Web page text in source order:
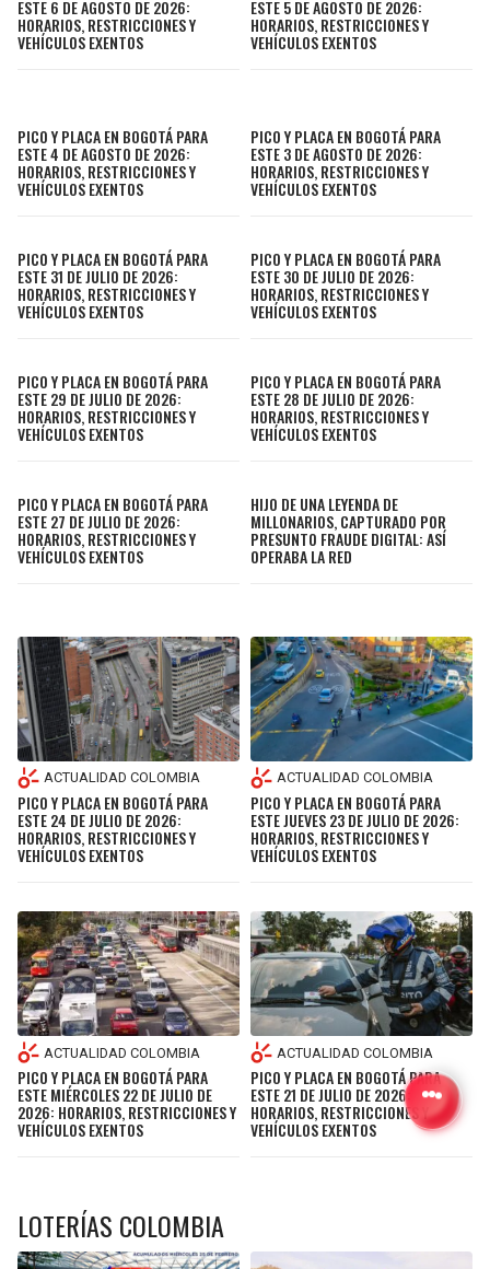
ESTE 6 DE AGOSTO DE 2026:
HORARIOS, RESTRICCIONES Y
VEHÍCULOS EXENTOS
ESTE 5 DE AGOSTO DE 2026:
HORARIOS, RESTRICCIONES Y
VEHÍCULOS EXENTOS
PICO Y PLACA EN BOGOTÁ PARA
ESTE 4 DE AGOSTO DE 2026:
HORARIOS, RESTRICCIONES Y
VEHÍCULOS EXENTOS
PICO Y PLACA EN BOGOTÁ PARA
ESTE 3 DE AGOSTO DE 2026:
HORARIOS, RESTRICCIONES Y
VEHÍCULOS EXENTOS
PICO Y PLACA EN BOGOTÁ PARA
ESTE 31 DE JULIO DE 2026:
HORARIOS, RESTRICCIONES Y
VEHÍCULOS EXENTOS
PICO Y PLACA EN BOGOTÁ PARA
ESTE 30 DE JULIO DE 2026:
HORARIOS, RESTRICCIONES Y
VEHÍCULOS EXENTOS
PICO Y PLACA EN BOGOTÁ PARA
ESTE 29 DE JULIO DE 2026:
HORARIOS, RESTRICCIONES Y
VEHÍCULOS EXENTOS
PICO Y PLACA EN BOGOTÁ PARA
ESTE 28 DE JULIO DE 2026:
HORARIOS, RESTRICCIONES Y
VEHÍCULOS EXENTOS
PICO Y PLACA EN BOGOTÁ PARA
ESTE 27 DE JULIO DE 2026:
HORARIOS, RESTRICCIONES Y
VEHÍCULOS EXENTOS
HIJO DE UNA LEYENDA DE
MILLONARIOS, CAPTURADO POR
PRESUNTO FRAUDE DIGITAL: ASÍ
OPERABA LA RED
ACTUALIDAD COLOMBIA
PICO Y PLACA EN BOGOTÁ PARA
ESTE 24 DE JULIO DE 2026:
HORARIOS, RESTRICCIONES Y
VEHÍCULOS EXENTOS
ACTUALIDAD COLOMBIA
PICO Y PLACA EN BOGOTÁ PARA
ESTE JUEVES 23 DE JULIO DE 2026:
HORARIOS, RESTRICCIONES Y
VEHÍCULOS EXENTOS
ACTUALIDAD COLOMBIA
PICO Y PLACA EN BOGOTÁ PARA
ESTE MIÉRCOLES 22 DE JULIO DE
2026: HORARIOS, RESTRICCIONES Y
VEHÍCULOS EXENTOS
ACTUALIDAD COLOMBIA
PICO Y PLACA EN BOGOTÁ PARA
ESTE 21 DE JULIO DE 2026:
HORARIOS, RESTRICCIONES Y
VEHÍCULOS EXENTOS
LOTERÍAS COLOMBIA